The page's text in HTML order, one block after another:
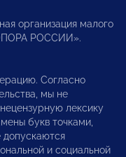
организация малого
РОССИИ».
Согласно
мы не
лексику
букв точками,
и социальной